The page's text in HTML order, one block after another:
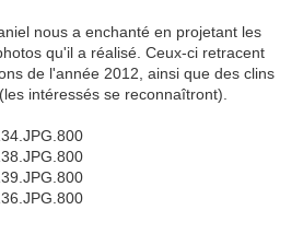
nous a enchanté en projetant les
qu'il a réalisé. Ceux-ci retracent
de l'année 2012, ainsi que des clins
intéressés se reconnaîtront).